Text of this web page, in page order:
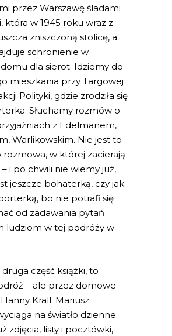
przez Warszawę śladami
która w 1945 roku wraz z
zniszczoną stolicę, a
schronienie w
dla sierot. Idziemy do
mieszkania przy Targowej
Polityki, gdzie zrodziła się
Słuchamy rozmów o
z Edelmanem,
Warlikowskim. Nie jest to
rozmowa, w której zacierają
– i po chwili nie wiemy już,
jeszcze bohaterką, czy jak
bo nie potrafi się
od zadawania pytań
ludziom w tej podróży w
druga część książki, to
– ale przez domowe
Krall. Mariusz
na światło dzienne
zdjęcia, listy i pocztówki,